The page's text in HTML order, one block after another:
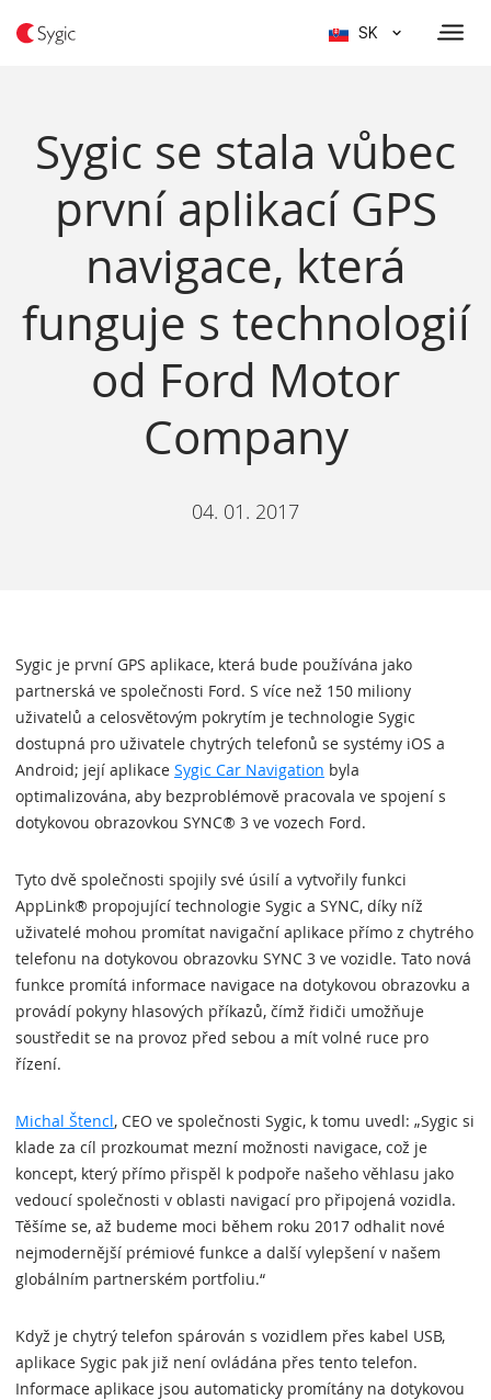
SK
Sygic se stala vůbec
první aplikací GPS
navigace, která
funguje s technologií
od Ford Motor
Company
04. 01. 2017
Sygic je první GPS aplikace, která bude používána jako
partnerská ve společnosti Ford. S více než 150 miliony
uživatelů a celosvětovým pokrytím je technologie Sygic
dostupná pro uživatele chytrých telefonů se systémy iOS a
Android; její aplikace Sygic Car Navigation byla
optimalizována, aby bezproblémově pracovala ve spojení s
dotykovou obrazovkou SYNC® 3 ve vozech Ford.
Tyto dvě společnosti spojily své úsilí a vytvořily funkci
AppLink® propojující technologie Sygic a SYNC, díky níž
uživatelé mohou promítat navigační aplikace přímo z chytrého
telefonu na dotykovou obrazovku SYNC 3 ve vozidle. Tato nová
funkce promítá informace navigace na dotykovou obrazovku a
provádí pokyny hlasových příkazů, čímž řidiči umožňuje
soustředit se na provoz před sebou a mít volné ruce pro
řízení.
Michal Štencl, CEO ve společnosti Sygic, k tomu uvedl: „Sygic si
klade za cíl prozkoumat mezní možnosti navigace, což je
koncept, který přímo přispěl k podpoře našeho věhlasu jako
vedoucí společnosti v oblasti navigací pro připojená vozidla.
Těšíme se, až budeme moci během roku 2017 odhalit nové
nejmodernější prémiové funkce a další vylepšení v našem
globálním partnerském portfoliu.“
Když je chytrý telefon spárován s vozidlem přes kabel USB,
aplikace Sygic pak již není ovládána přes tento telefon.
Informace aplikace jsou automaticky promítány na dotykovou